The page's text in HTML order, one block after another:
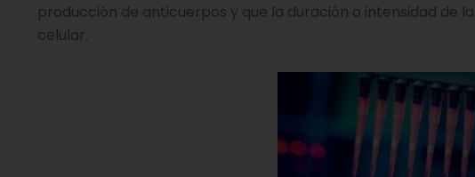
producción de anticuerpos y que la duración o intensidad de
celular.